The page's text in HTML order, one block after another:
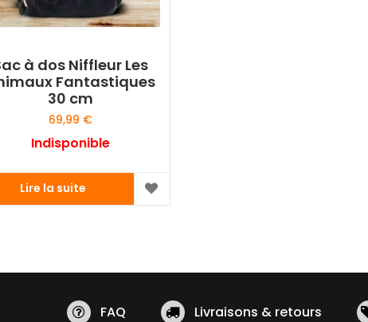
à dos Niffleur Les
Fantastiques
30 cm
69,99 €
Indisponible
Lire la suite
FAQ Livraisons & retours